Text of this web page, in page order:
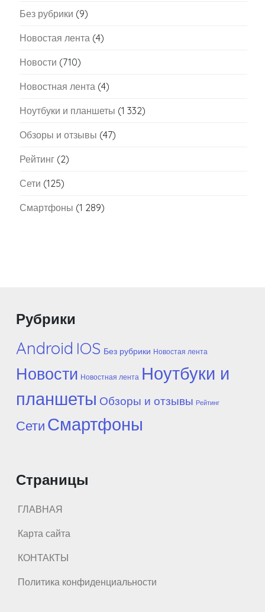
Без рубрики (9)
Новостая лента (4)
Новости (710)
Новостная лента (4)
Ноутбуки и планшеты (1 332)
Обзоры и отзывы (47)
Рейтинг (2)
Сети (125)
Смартфоны (1 289)
Рубрики
Android IOS Без рубрики Новостая лента
Новости Новостная лента Ноутбуки и
планшеты Обзоры и отзывы Рейтинг
Сети Смартфоны
Страницы
ГЛАВНАЯ
Карта сайта
КОНТАКТЫ
Политика конфиденциальности